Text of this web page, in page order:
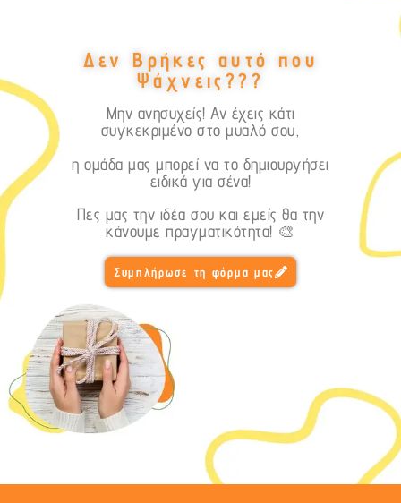
Δεν Βρήκες αυτό που
Ψάχνεις???
Μην ανησυχείς! Αν έχεις κάτι
συγκεκριμένο στο μυαλό σου,
η ομάδα μας μπορεί να το δημιουργήσει
ειδικά για σένα!
Πες μας την ιδέα σου και εμείς θα την
κάνουμε πραγματικότητα! 🎨
Συμπλήρωσε τη φόρμα μας